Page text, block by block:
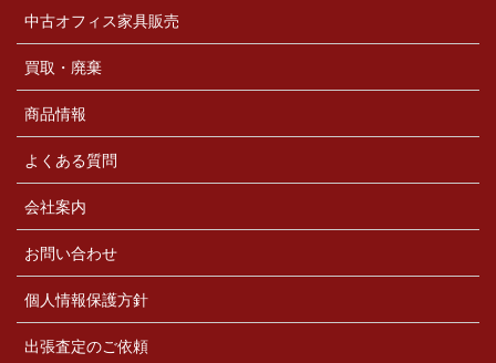
中古オフィス家具販売
買取・廃棄
商品情報
よくある質問
会社案内
お問い合わせ
個人情報保護方針
出張査定のご依頼